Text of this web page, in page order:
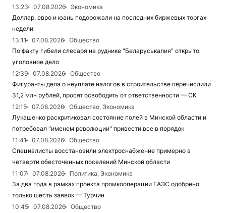
13:23
07.08.2026
Экономика
Доллар, евро и юань подорожали на последних биржевых торгах
недели
13:11
07.08.2026
Общество
По факту гибели слесаря на руднике "Беларуськалия" открыто
уголовное дело
12:39
07.08.2026
Общество
Фигуранты дела о неуплате налогов в строительстве перечислили
31,2 млн рублей, просят освободить от ответственности — СК
12:15
07.08.2026
Общество, Экономика
Лукашенко раскритиковал состояние полей в Минской области и
потребовал "именем революции" привести все в порядок
11:41
07.08.2026
Общество
Специалисты восстановили электроснабжение примерно в
четверти обесточенных поселений Минской области
11:07
07.08.2026
Политика, Экономика
За два года в рамках проекта промкооперации ЕАЭС одобрено
только шесть заявок — Турчин
10:45
07.08.2026
Общество